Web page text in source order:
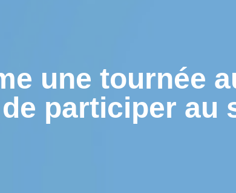
une tournée
participer au